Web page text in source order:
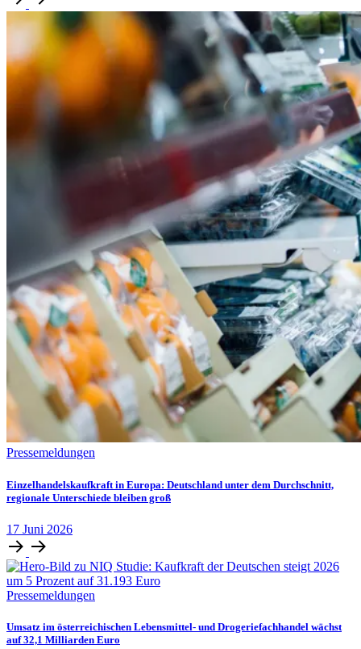
Pressemeldungen
Einzelhandelskaufkraft in Europa: Deutschland unter dem Durchschnitt,
regionale Unterschiede bleiben groß
17 Juni 2026
Pressemeldungen
Umsatz im österreichischen Lebensmittel- und Drogeriefachhandel wächst
auf 32,1 Milliarden Euro